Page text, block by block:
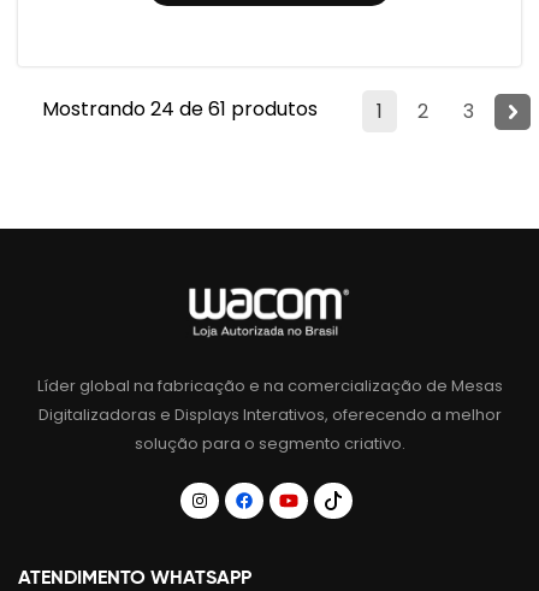
1 2 3
Mostrando 24 de 61 produtos
Líder global na fabricação e na comercialização de Mesas
Digitalizadoras e Displays Interativos, oferecendo a melhor
solução para o segmento criativo.
ATENDIMENTO WHATSAPP